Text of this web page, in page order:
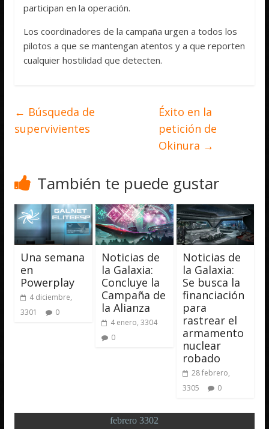
participan en la operación.
Los coordinadores de la campaña urgen a todos los
pilotos a que se mantengan atentos y a que reporten
cualquier hostilidad que detecten.
← Búsqueda de
supervivientes
Éxito en la
petición de
Okinura →
También te puede gustar
Una semana
en
Powerplay
4 diciembre,
3301
0
Noticias de
la Galaxia:
Concluye la
Campaña de
la Alianza
4 enero, 3304
0
Noticias de
la Galaxia:
Se busca la
financiación
para
rastrear el
armamento
nuclear
robado
28 febrero,
3305
0
febrero 3302